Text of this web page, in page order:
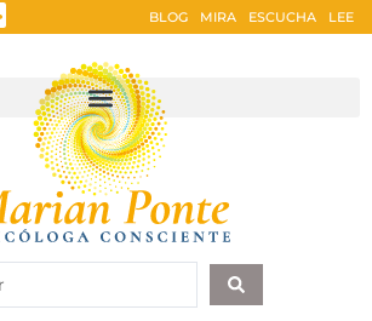
BLOG MIRA ESCUCHA LEE